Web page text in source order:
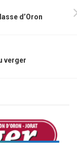
d’Oron
verger